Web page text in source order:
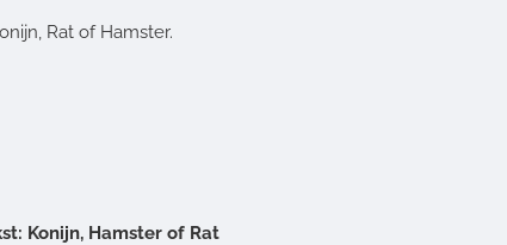
Rat of Hamster.
Konijn, Hamster of Rat